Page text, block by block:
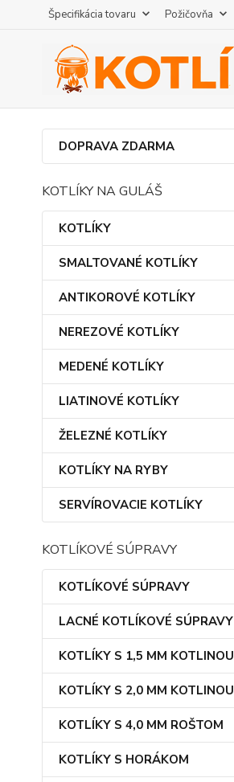
Špecifikácia tovaru Požičovňa
DOPRAVA ZDARMA
KOTLÍKY NA GULÁŠ
KOTLÍKY
SMALTOVANÉ KOTLÍKY
ANTIKOROVÉ KOTLÍKY
NEREZOVÉ KOTLÍKY
MEDENÉ KOTLÍKY
LIATINOVÉ KOTLÍKY
ŽELEZNÉ KOTLÍKY
KOTLÍKY NA RYBY
SERVÍROVACIE KOTLÍKY
KOTLÍKOVÉ SÚPRAVY
KOTLÍKOVÉ SÚPRAVY
LACNÉ KOTLÍKOVÉ SÚPRAVY
KOTLÍKY S 1,5 MM KOTLINOU
KOTLÍKY S 2,0 MM KOTLINOU
KOTLÍKY S 4,0 MM ROŠTOM
KOTLÍKY S HORÁKOM